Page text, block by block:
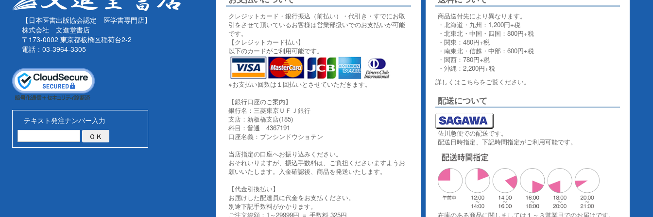
【日本医書出版協会認定 医学書専門店】
株式会社 文進堂書店
〒173-0002 東京都板橋区稲荷台2-2
電話：03-3964-3305
テキスト発注ナンバー入力
クレジットカード・銀行振込（前払い）・代引き・すでにお取
引をさせて頂いているお客様は営業部扱いでのお支払いが可能
です。
【クレジットカード払い】
以下のカードがご利用可能です。
※お支払い回数は１回払いとさせていただきます。
【銀行口座のご案内】
銀行名：三菱東京ＵＦＪ銀行
支店：新板橋支店(185)
科目：普通 4367191
口座名義：ブンシンドウショテン
当店指定の口座へお振り込みください。
おそれいりますが、振込手数料は、ご負担くださいますようお
願いいたします。入金確認後、商品を発送いたします。
【代金引換払い】
お届けした配達員に代金をお支払ください。
別途下記手数料がかかります。
ご注文総額：1～29999円 ＝ 手数料 325円
商品送付先により異なります。
・北海道・九州：1,200円+税
・北東北・中国・四国：800円+税
・関東：480円+税
・南東北・信越・中部：600円+税
・関西：780円+税
・沖縄：2,200円+税
詳しくはこちらをご覧ください。
配送について
佐川急便での配送です。
配送日時指定、下記時間指定がご利用可能です。
在庫のある商品に関しましては１～３営業日でのお届けです。